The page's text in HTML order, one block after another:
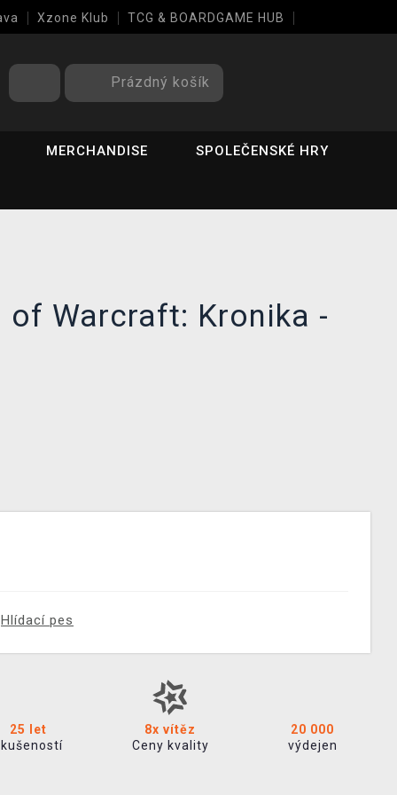
Xzone Klub TCG & BOARDGAME HUB
Prázdný košík
MERCHANDISE SPOLEČENSKÉ HRY
of Warcraft: Kronika -
Hlídací pes
25 let
8x vítěz
Ceny kvality
20 000
výdejen